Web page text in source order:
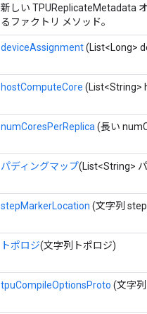
新しい TPUReplicateMetadata
るファクトリ メソッド。
deviceAssignment(List<Long>
hostComputeCore (List<String>
numCoresPerReplica (長い
パディングマップ(List<String>
stepMarkerLocation (文字列
トポロジ(文字列トポロジ)
tpuCompileOptionsProto (文字